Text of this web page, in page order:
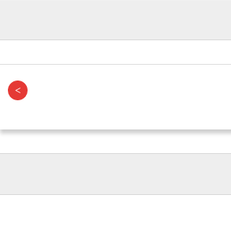
مجموعة من الإرشادات الوقائية
العودة ليلا، والتأكد من سلامة
وعدم لمس أي أجسام
إضافة إلى فحص شبكات الغاز
وطلب المساعدة الطبية عند